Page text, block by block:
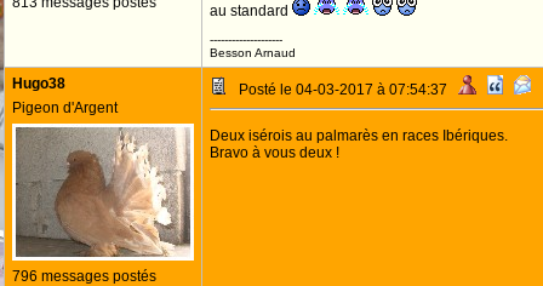
au standard
--------------------
Besson Arnaud
Hugo38
Pigeon d'Argent
796 messages postés
Posté le 04-03-2017 à 07:54:37
Deux isérois au palmarès en races Ibériques.
Bravo à vous deux !